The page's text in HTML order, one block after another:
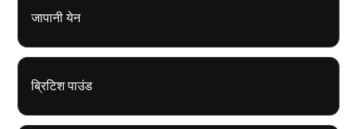
जापानी येन
ब्रिटिश पाउंड